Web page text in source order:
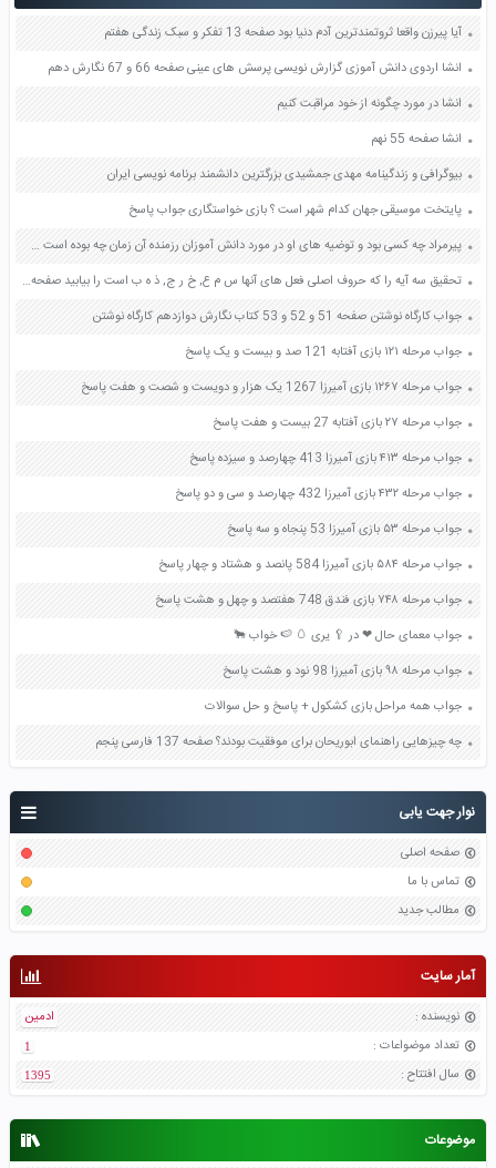
نوار جهت یابی
صفحه اصلی
تماس با ما
مطالب جدید
آمار سایت
نویسنده :
ادمین
تعداد موضواعات :
1
سال افتتاح :
1395
موضوعات
آیا پیرزن واقعا ثروتمندترین آدم دنیا بود صفحه 13 تفکر و سبک زندگی هفتم
انشا اردوی دانش آموزی گزارش نویسی پرسش های عینی صفحه 66 و 67 نگارش دهم
انشا در مورد چگونه از خود مراقبت کنیم
انشا صفحه 55 نهم
بیوگرافی و زندگینامه مهدی جمشیدی بزرگترین دانشمند برنامه نویسی ایران
پایتخت موسیقی جهان کدام شهر است ؟ بازی خواستگاری جواب پاسخ
پیرمراد چه کسی بود و توضیه های او در مورد دانش آموزان رزمنده آن زمان چه بوده است صفحه 33 آمادگی دفاعی دهم
تحقیق سه آیه را که حروف اصلی فعل های آنها س م ع, خ ر ج, ذ ه ب است را بیابید صفحه 48 عربی نهم
جواب کارگاه نوشتن صفحه 51 و 52 و 53 کتاب نگارش دوازدهم کارگاه نوشتن
جواب مرحله ۱۲۱ بازی آفتابه 121 صد و بیست و یک پاسخ
جواب مرحله ۱۲۶۷ بازی آمیرزا 1267 یک هزار و دویست و شصت و هفت پاسخ
جواب مرحله ۲۷ بازی آفتابه 27 بیست و هفت پاسخ
جواب مرحله ۴۱۳ بازی آمیرزا 413 چهارصد و سیزده پاسخ
جواب مرحله ۴۳۲ بازی آمیرزا 432 چهارصد و سی و دو پاسخ
جواب مرحله ۵۳ بازی آمیرزا 53 پنجاه و سه پاسخ
جواب مرحله ۵۸۴ بازی آمیرزا 584 پانصد و هشتاد و چهار پاسخ
جواب مرحله ۷۴۸ بازی فندق 748 هفتصد و چهل و هشت پاسخ
جواب معمای حال ❤ در 🥄 یری 🥚 🍉 خواب 🐂
جواب مرحله ۹۸ بازی آمیرزا 98 نود و هشت پاسخ
جواب همه مراحل بازی کشکول + پاسخ و حل سوالات
چه چیزهایی راهنمای ابوریحان برای موفقیت بودند؟ صفحه 137 فارسی پنجم